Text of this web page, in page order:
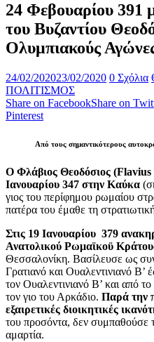
24 Φεβουαρίου
του Βυζαντίου
Ολυμπιακούς
24/02/202023/02/2020 0 Σχόλια
ΠΟΛΙΤΙΣΜΟΣ
Share on FacebookShare on
Pinterest
Από τους σημαντικότερους
Ο Φλάβιος Θεοδόσιος (Flavius
Ιανουαρίου 347 στην Καύκα
γιος του περίφημου ρωμαίου
πατέρα του έμαθε τη
Στις 19 Ιανουαρίου 379
Ανατολικού Ρωμαϊκοϋ
Θεσσαλονίκη. Βασίλευσε ως
Γρατιανό και Ουαλεντινιανό Β’
τον Ουαλεντινιανό Β’ και από
τον γιο του Αρκάδιο. Παρά την
εξαιρετικές διοικητικές
του προσόντα, δεν συμπαθούσε
αμαρτία.